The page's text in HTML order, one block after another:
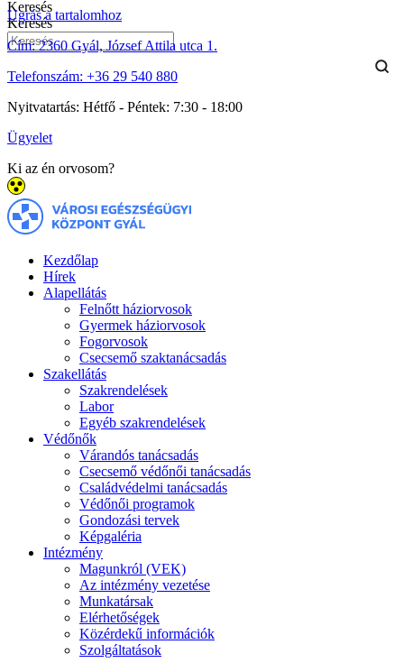
Ugrás a tartalomhoz
Cím:2360 Gyál, József Attila utca 1.
Telefonszám: +36 29 540 880
Nyitvatartás: Hétfő - Péntek: 7:30 - 18:00
Ügyelet
Ki az én orvosom?
Kezdőlap
Hírek
Alapellátás
Felnőtt háziorvosok
Gyermek háziorvosok
Fogorvosok
Csecsemő szaktanácsadás
Szakellátás
Szakrendelések
Labor
Egyéb szakrendelések
Védőnők
Várandós tanácsadás
Csecsemő védőnői tanácsadás
Családvédelmi tanácsadás
Védőnői programok
Gondozási tervek
Képgaléria
Intézmény
Magunkról (VEK)
Az intézmény vezetése
Munkatársak
Elérhetőségek
Közérdekű információk
Szolgáltatások
Keresés
Keresés